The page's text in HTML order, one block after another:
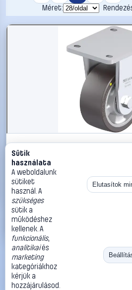
Méret:
Blickle 936544 BO-ALST 127K-AS
rögzített kerék KerékØ: 125 mm
kg 1 db
Blickle Görgők, kerekek
74 990 Ft
Kosárba
«
Méret:
©2026
ÁSZF
Sütik
használata
A weboldalunk
sütiket
használ. A
szükséges
sütik a
működéshez
kellenek. A
funkcionális,
analitikaiés
marketing
kategóriákhoz
kérjük a
hozzájárulásod.
Elutasítok